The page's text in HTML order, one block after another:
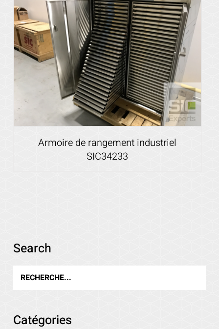
Voir les détails
Armoire de rangement industriel
SIC34233
Search
Catégories